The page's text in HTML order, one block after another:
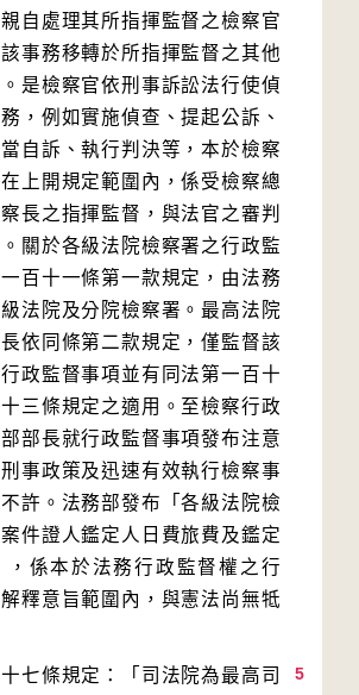
自處理其所指揮監督之檢察官
事務移轉於所指揮監督之其他
是檢察官依刑事訴訟法行使偵
，例如實施偵查、提起公訴、
自訴、執行判決等，本於檢察
上開規定範圍內，係受檢察總
長之指揮監督，與法官之審判
關於各級法院檢察署之行政監
百十一條第一款規定，由法務
法院及分院檢察署。最高法院
依同條第二款規定，僅監督該
政監督事項並有同法第一百十
三條規定之適用。至檢察行政
部長就行政監督事項發布注意
事政策及迅速有效執行檢察事
許。法務部發布「各級法院檢
件證人鑑定人日費旅費及鑑定
，係本於法務行政監督權之行
釋意旨範圍內，與憲法尚無牴
5
條規定：「司法院為最高司